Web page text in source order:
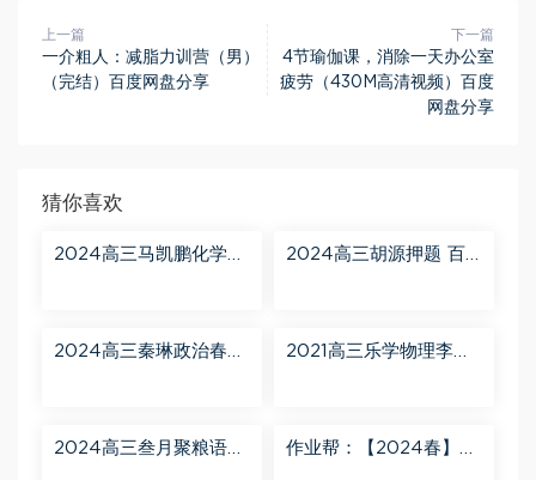
上一篇
一介粗人：减脂力训营（男）
（完结）百度网盘分享
下一篇
4节瑜伽课，消除一天办公室
疲劳（430M高清视频）百度
网盘分享
猜你喜欢
2024高三马凯鹏化学一
2024高三胡源押题 百
2024高三秦琳政治春季
2021高三乐学物理李玮
2024高三叁月聚粮语文
作业帮：【2024春】高